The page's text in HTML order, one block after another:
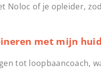
Noloc of je opleider,
met mijn
tot loopbaancoach,